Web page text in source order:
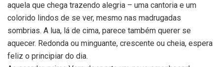
aquela que chega trazendo alegria – uma cantoria e um
colorido lindos de se ver, mesmo nas madrugadas
sombrias. A lua, lá de cima, parece também querer se
aquecer. Redonda ou minguante, crescente ou cheia, espera
feliz o principiar do dia.